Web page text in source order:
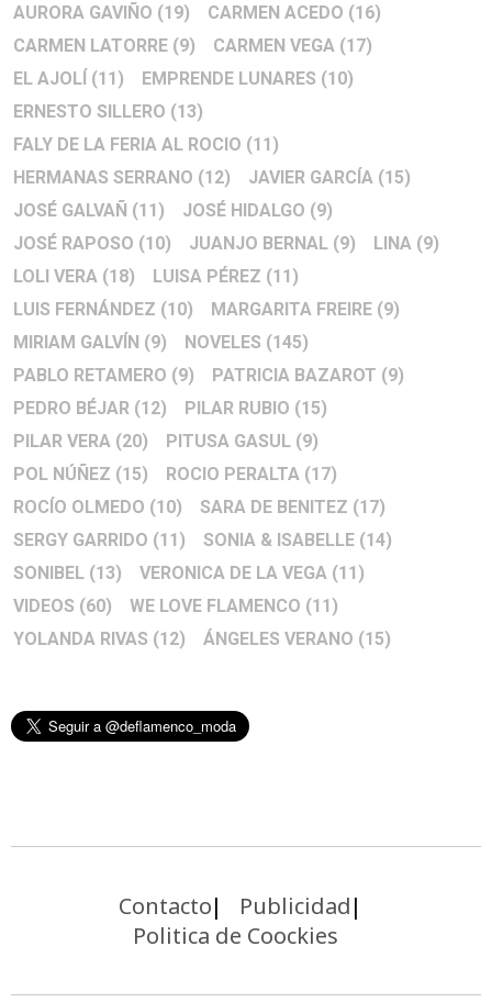
AURORA GAVIÑO (19) CARMEN ACEDO (16)
CARMEN LATORRE (9) CARMEN VEGA (17)
EL AJOLÍ (11) EMPRENDE LUNARES (10)
ERNESTO SILLERO (13)
FALY DE LA FERIA AL ROCIO (11)
HERMANAS SERRANO (12) JAVIER GARCÍA (15)
JOSÉ GALVAÑ (11) JOSÉ HIDALGO (9)
JOSÉ RAPOSO (10) JUANJO BERNAL (9) LINA (9)
LOLI VERA (18) LUISA PÉREZ (11)
LUIS FERNÁNDEZ (10) MARGARITA FREIRE (9)
MIRIAM GALVÍN (9) NOVELES (145)
PABLO RETAMERO (9) PATRICIA BAZAROT (9)
PEDRO BÉJAR (12) PILAR RUBIO (15)
PILAR VERA (20) PITUSA GASUL (9)
POL NÚÑEZ (15) ROCIO PERALTA (17)
ROCÍO OLMEDO (10) SARA DE BENITEZ (17)
SERGY GARRIDO (11) SONIA & ISABELLE (14)
SONIBEL (13) VERONICA DE LA VEGA (11)
VIDEOS (60) WE LOVE FLAMENCO (11)
YOLANDA RIVAS (12) ÁNGELES VERANO (15)
Contacto
Publicidad
Politica de Coockies